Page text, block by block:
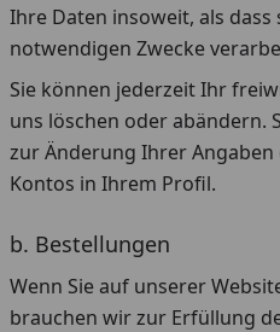
Ihre Daten insoweit, als
notwendigen Zwecke
Sie können jederzeit Ihr
uns löschen oder abändern.
zur Änderung Ihrer
Kontos in Ihrem Profil.
b. Bestellungen
Wenn Sie auf unserer
brauchen wir zur Erfüllung